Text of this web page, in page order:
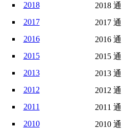
2018
2018
2017
2017
2016
2016
2015
2015
2013
2013
2012
2012
2011
2011
2010
2010